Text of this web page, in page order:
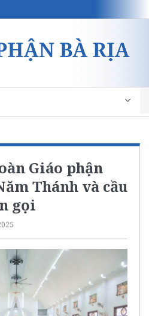
Giáo phận
Thánh và cầu
gọi